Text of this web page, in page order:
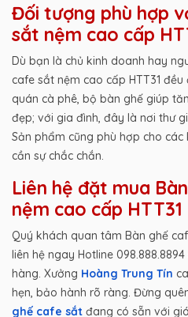
Đối tượng phù hợp
sắt nệm cao cấp
Dù bạn là chủ kinh doanh hay
cafe sắt nệm cao cấp HTT31
quán cà phê, bộ bàn ghế giúp
đẹp; với gia đình, đây là nơi thư
Sản phẩm cũng phù hợp cho
cần sự chắc chắn.
Liên hệ đặt mua
nệm cao cấp HTT31
Quý khách quan tâm Bàn ghế
liên hệ ngay Hotline
hàng. Xưởng Hoàng Trung Tín
hẹn, bảo hành rõ ràng. Đừng
ghế cafe sắt đang có sẵn với